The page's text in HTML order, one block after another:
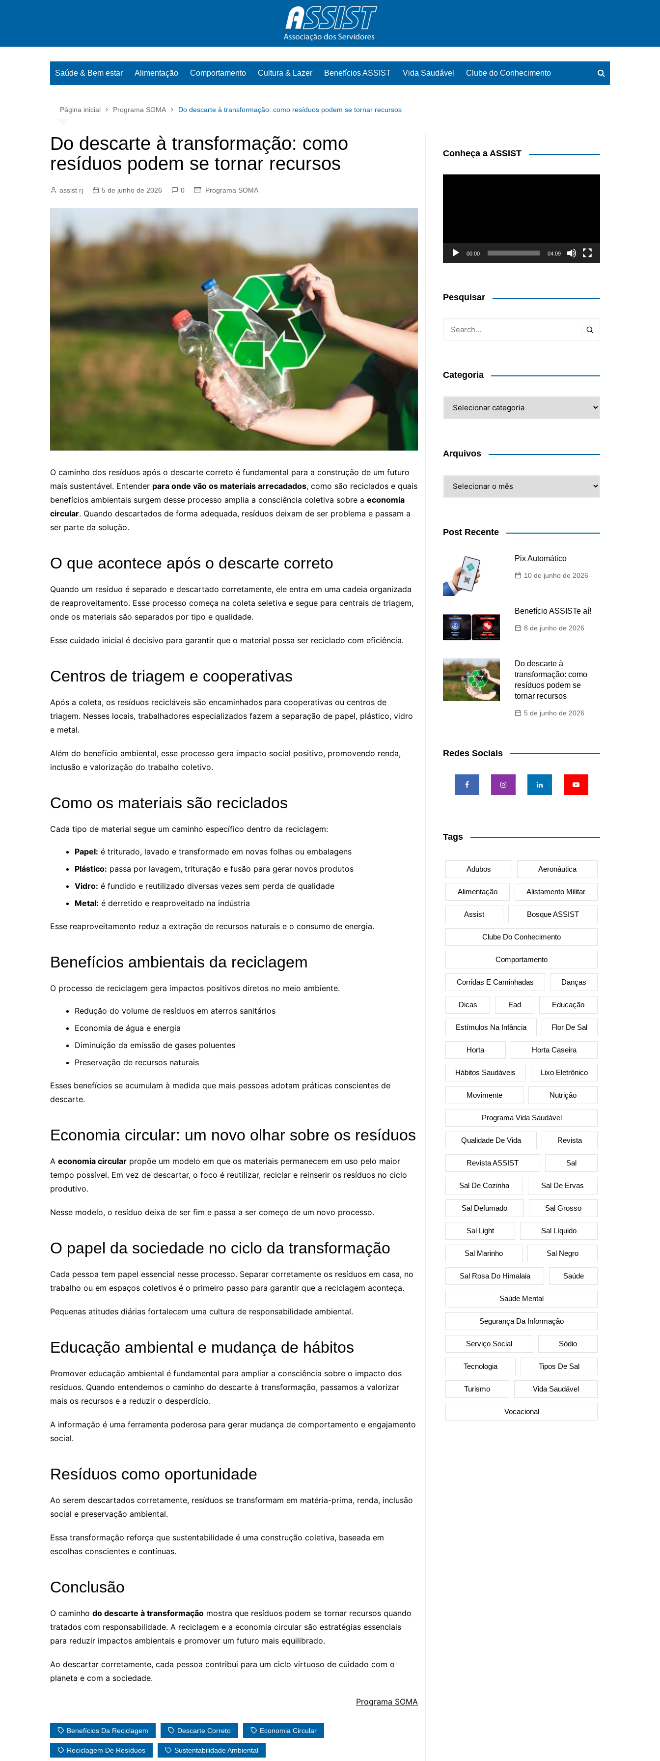
Saúde & Bem estar Alimentação Comportamento Cultura & Lazer Benefícios ASSIST Vida Saudável Clube do Conhecimento
Página inicial Programa SOMA Do descarte à transformação: como resíduos podem se tornar recursos
Do descarte à transformação: como
resíduos podem se tornar recursos
assist rj 5 de junho de 2026 0 Programa SOMA
O caminho dos resíduos após o descarte correto é fundamental para a construção de um futuro
mais sustentável. Entender para onde vão os materiais arrecadados, como são reciclados e quais
benefícios ambientais surgem desse processo amplia a consciência coletiva sobre a economia
circular. Quando descartados de forma adequada, resíduos deixam de ser problema e passam a
ser parte da solução.
O que acontece após o descarte correto
Quando um resíduo é separado e descartado corretamente, ele entra em uma cadeia organizada
de reaproveitamento. Esse processo começa na coleta seletiva e segue para centrais de triagem,
onde os materiais são separados por tipo e qualidade.
Esse cuidado inicial é decisivo para garantir que o material possa ser reciclado com eficiência.
Centros de triagem e cooperativas
Após a coleta, os resíduos recicláveis são encaminhados para cooperativas ou centros de
triagem. Nesses locais, trabalhadores especializados fazem a separação de papel, plástico, vidro
e metal.
Além do benefício ambiental, esse processo gera impacto social positivo, promovendo renda,
inclusão e valorização do trabalho coletivo.
Como os materiais são reciclados
Cada tipo de material segue um caminho específico dentro da reciclagem:
Papel: é triturado, lavado e transformado em novas folhas ou embalagens
Plástico: passa por lavagem, trituração e fusão para gerar novos produtos
Vidro: é fundido e reutilizado diversas vezes sem perda de qualidade
Metal: é derretido e reaproveitado na indústria
Esse reaproveitamento reduz a extração de recursos naturais e o consumo de energia.
Benefícios ambientais da reciclagem
O processo de reciclagem gera impactos positivos diretos no meio ambiente.
Redução do volume de resíduos em aterros sanitários
Economia de água e energia
Diminuição da emissão de gases poluentes
Preservação de recursos naturais
Esses benefícios se acumulam à medida que mais pessoas adotam práticas conscientes de
descarte.
Economia circular: um novo olhar sobre os resíduos
A economia circular propõe um modelo em que os materiais permanecem em uso pelo maior
tempo possível. Em vez de descartar, o foco é reutilizar, reciclar e reinserir os resíduos no ciclo
produtivo.
Nesse modelo, o resíduo deixa de ser fim e passa a ser começo de um novo processo.
O papel da sociedade no ciclo da transformação
Cada pessoa tem papel essencial nesse processo. Separar corretamente os resíduos em casa, no
trabalho ou em espaços coletivos é o primeiro passo para garantir que a reciclagem aconteça.
Pequenas atitudes diárias fortalecem uma cultura de responsabilidade ambiental.
Educação ambiental e mudança de hábitos
Promover educação ambiental é fundamental para ampliar a consciência sobre o impacto dos
resíduos. Quando entendemos o caminho do descarte à transformação, passamos a valorizar
mais os recursos e a reduzir o desperdício.
A informação é uma ferramenta poderosa para gerar mudança de comportamento e engajamento
social.
Resíduos como oportunidade
Ao serem descartados corretamente, resíduos se transformam em matéria-prima, renda, inclusão
social e preservação ambiental.
Essa transformação reforça que sustentabilidade é uma construção coletiva, baseada em
escolhas conscientes e contínuas.
Conclusão
O caminho do descarte à transformação mostra que resíduos podem se tornar recursos quando
tratados com responsabilidade. A reciclagem e a economia circular são estratégias essenciais
para reduzir impactos ambientais e promover um futuro mais equilibrado.
Ao descartar corretamente, cada pessoa contribui para um ciclo virtuoso de cuidado com o
planeta e com a sociedade.
Programa SOMA
Benefícios Da Reciclagem Descarte Correto Economia Circular
Reciclagem De Resíduos Sustentabilidade Ambiental
Conheça a ASSIST
00:00 04:09
Pesquisar
Categoria
Arquivos
Post Recente
Pix Automático
10 de junho de 2026
Benefício ASSISTe aí!
8 de junho de 2026
Do descarte à
transformação: como
resíduos podem se
tornar recursos
5 de junho de 2026
Redes Sociais
Tags
Adubos Aeronáutica
Alimentação Alistamento Militar
Assist Bosque ASSIST
Clube Do Conhecimento
Comportamento
Corridas E Caminhadas Danças
Dicas Ead Educação
Estímulos Na Infância Flor De Sal
Horta Horta Caseira
Hábitos Saudáveis Lixo Eletrônico
Movimente Nutrição
Programa Vida Saudável
Qualidade De Vida Revista
Revista ASSIST Sal
Sal De Cozinha Sal De Ervas
Sal Defumado Sal Grosso
Sal Light Sal Líquido
Sal Marinho Sal Negro
Sal Rosa Do Himalaia Saúde
Saúde Mental
Segurança Da Informação
Serviço Social Sódio
Tecnologia Tipos De Sal
Turismo Vida Saudável
Vocacional